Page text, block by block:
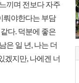
끼며 전보다 자주
뤄야한다는 부담
다. 덕분에 좋은
은 일 년, 나는 더
겠지만, 나에겐 너